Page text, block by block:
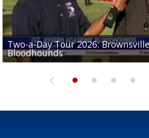
Two-a-Day Tour 2026:
Bloodhounds
Two-a-Day Tour 2026: St. Joseph
Bloodhounds
Two-a-Day Tour 2026: Sharyland
Sit-down interview with UTRGV
Tavian Cord
Two-a-Day Tour 2026: